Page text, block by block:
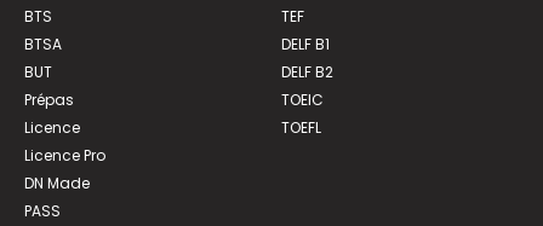
BTS
BTSA
BUT
Prépas
Licence
Licence Pro
DN Made
PASS
TEF
DELF B1
DELF B2
TOEIC
TOEFL